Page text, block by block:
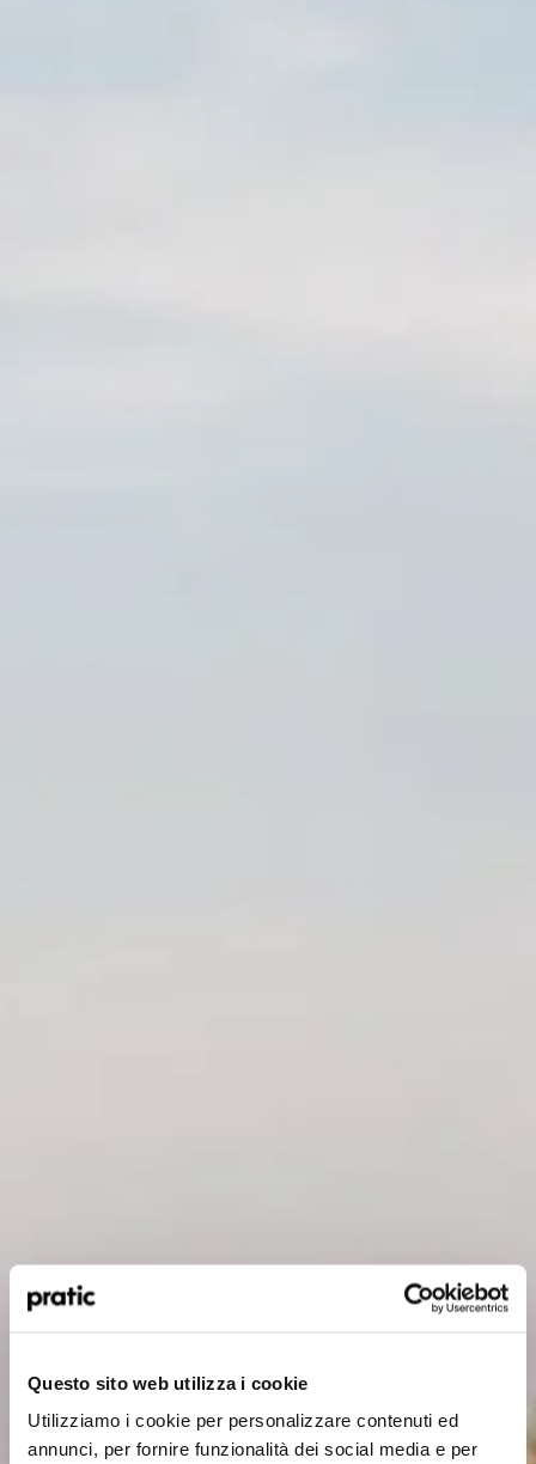
Questo sito web utilizza i cookie
Utilizziamo i cookie per personalizzare contenuti ed
annunci, per fornire funzionalità dei social media e per
HoReCa
Designer/Progettista